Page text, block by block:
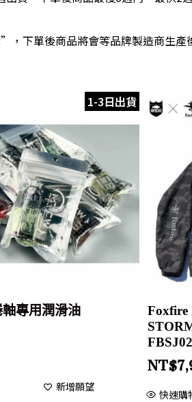
下單後商品將會等品牌製造商生產
1-3日出貨
專用潤滑油
新增願望
Foxfire
FBSJ02
NT$
快速購